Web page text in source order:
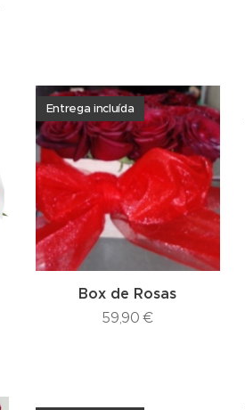
Box de Rosas
Entrega incluída
59,90 €